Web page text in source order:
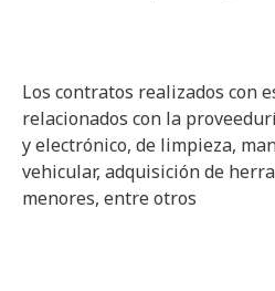
Los contratos realizados con
relacionados con la
y electrónico, de limpieza,
vehicular, adquisición de
menores, entre otros